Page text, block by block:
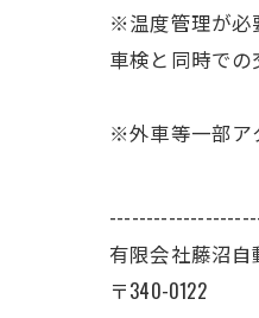
※温度管理が必
車検と同時での
※外車等一部ア
有限会社藤沼自
〒340-0122